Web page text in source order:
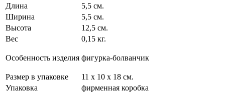
Длина
5,5 см.
Ширина
5,5 см.
Высота
12,5 см.
Вес
0,15 кг.
Особенность изделия фигурка-болванчик
Размер в упаковке
11 х 10 х 18 см.
Упаковка
фирменная коробка